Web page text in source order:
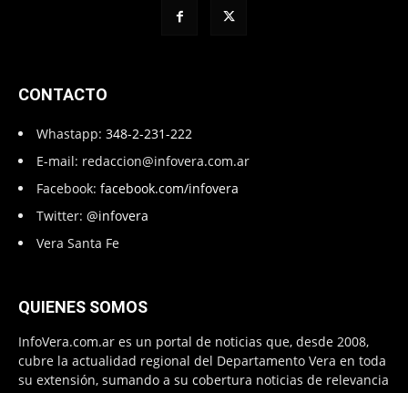
CONTACTO
Whastapp: 348-2-231-222
E-mail: redaccion@infovera.com.ar
Facebook: facebook.com/infovera
Twitter: @infovera
Vera Santa Fe
QUIENES SOMOS
InfoVera.com.ar es un portal de noticias que, desde 2008,
cubre la actualidad regional del Departamento Vera en toda
su extensión, sumando a su cobertura noticias de relevancia